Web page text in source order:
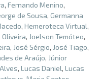
, Fernando Menino,
de Sousa, Germanna
, Hemeroteca Virtual,
Oliveira, Joelson Temóteo,
, José Sérgio, José Tiago,
de Araújo, Júnior
, Lucas Daniel, Lucas